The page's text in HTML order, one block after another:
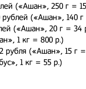
(«Ашан», 250 г =
(«Ашан», 140
(«Ашан», 20 г = 34
1 кг = 800 р.)
рубля («Ашан», 15 г
1 кг = 55 р.)